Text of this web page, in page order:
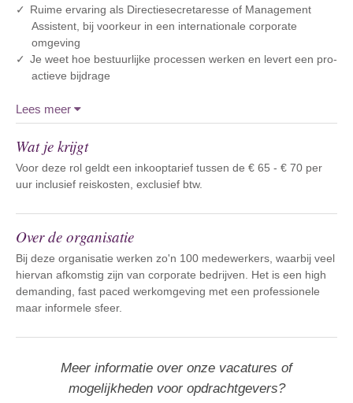
Ruime ervaring als Directiesecretaresse of Management
Assistent, bij voorkeur in een internationale corporate
omgeving
Je weet hoe bestuurlijke processen werken en levert een pro-
actieve bijdrage
Lees meer
Wat je krijgt
Voor deze rol geldt een inkooptarief tussen de € 65 - € 70 per
uur inclusief reiskosten, exclusief btw.
Over de organisatie
Bij deze organisatie werken zo'n 100 medewerkers, waarbij veel
hiervan afkomstig zijn van corporate bedrijven. Het is een high
demanding, fast paced werkomgeving met een professionele
maar informele sfeer.
Meer informatie over onze vacatures of
mogelijkheden voor opdrachtgevers?